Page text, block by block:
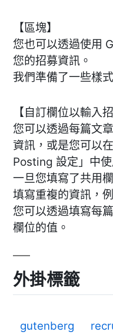
【區塊】
您也可以透過使用
您的招募資訊。
我們準備了一些樣
【自訂欄位以輸入
您可以透過每篇文
資訊，或是您可以
Posting 設定」中使
一旦您填寫了共用
填寫重複的資訊，
您可以透過填寫每
欄位的值。
外掛標籤
gutenberg